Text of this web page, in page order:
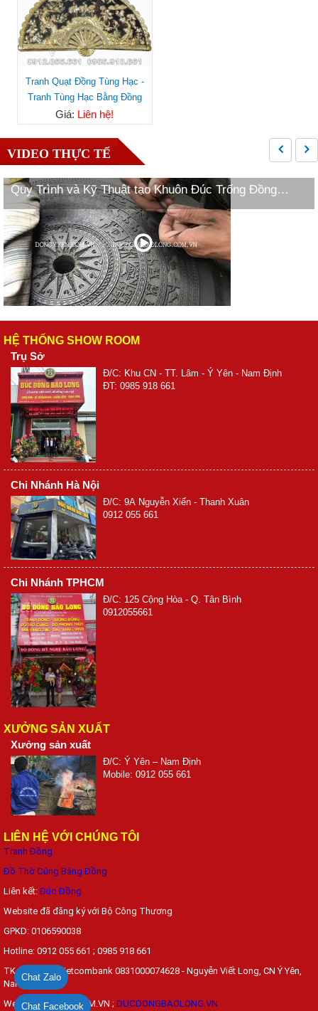
Chat Zalo
Chat Facebook
Tranh Quạt Đồng Tùng Hạc -
Tranh Tùng Hạc Bằng Đồng
Giá: Liên hệ!
VIDEO THỰC TẾ
Quy Trình và Kỹ Thuật tạo Khuôn Đúc Trống Đồng
Ngọc Lũ
HỆ THỐNG SHOW ROOM
Trụ Sở
Đ/C: Khu CN - TT. Lâm - Ý Yên - Nam Định
ĐT: 0985 918 661
Chi Nhánh Hà Nội
Đ/C: 9A Nguyễn Xiển - Thanh Xuân
0912 055 661
Chi Nhánh TPHCM
Đ/C: 125 Cộng Hòa - Q. Tân Bình
0912055661
XƯỞNG SẢN XUẤT
Xưởng sản xuất
Đ/C: Ý Yên – Nam Định
Mobile: 0912 055 661
LIÊN HỆ VỚI CHÚNG TÔI
Tranh Đồng
Đồ Thờ Cúng Bằng Đồng
Liên kết:Đúc Đồng
Website đã đăng ký với Bộ Công Thương
GPKD: 0106590038
Hotline: 0912 055 661 ; 0985 918 661
TK đặt hàng: Vietcombank 0831000074628 - Nguyễn Viết Long, CN Ý Yên,
Nam Định
Web: DONGYYEN.COM.VN ; DUCDONGBAOLONG.VN